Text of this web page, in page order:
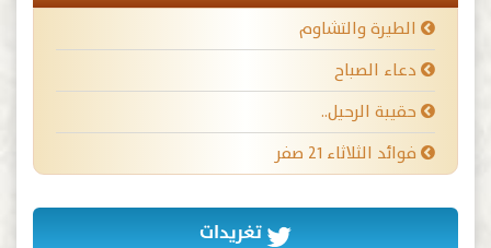
الطيرة والتشاوم
دعاء الصباح
حقيبة الرحيل..
فوائد الثلاثاء ٢١ صفر
تغريدات